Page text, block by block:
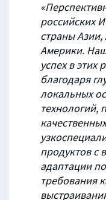
российских
страны
Америки.
успех в этих
благодаря
локальных
технологий,
качественных
продуктов с
адаптации
требования